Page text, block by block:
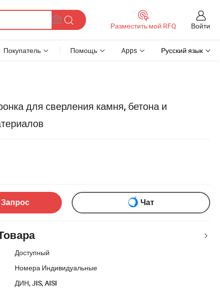
Разместить мой RFQ Войти
Покупатель Помощь Apps Русский язык
для сверления камня, бетона и
Чат
Доступный
Номера Индивидуальные
ДИН, JIS, AISI